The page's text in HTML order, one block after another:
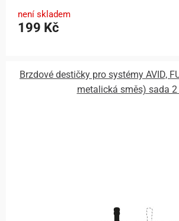
není skladem
199 Kč
Brzdové destičky pro systémy AVID,
metalická směs) sada 2